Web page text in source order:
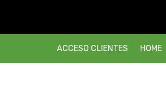
ACCESO CLIENTES HOME